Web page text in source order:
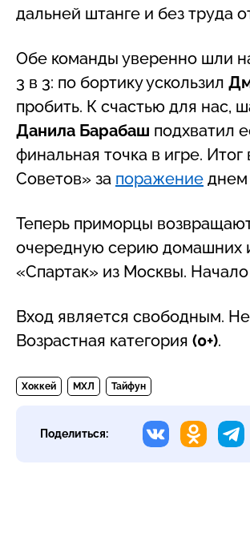
дальней штанге и без труда
Обе команды уверенно шли
3 в 3: по бортику ускользил
пробить. К счастью для нас,
Данила Барабаш подхватил
финальная точка в игре.
Советов» за поражение днем
Теперь приморцы
очередную серию домашних
«Спартак» из Москвы.
Вход является свободным.
Возрастная категория (0+).
Хоккей МХЛ Тайфун
Поделиться: